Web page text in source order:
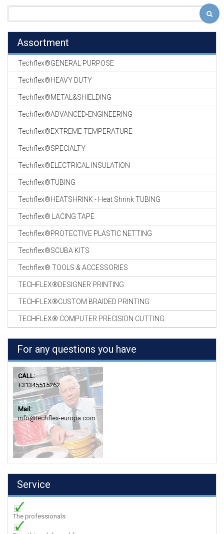
Assortment
Techflex®GENERAL PURPOSE
Techflex®HEAVY DUTY
Techflex®METAL&SHIELDING
Techflex®ADVANCED-ENGINEERING
Techflex®EXTREME TEMPERATURE
Techflex®SPECIALTY
Techflex®ELECTRICAL INSULATION
Techflex®TUBING
Techflex®HEATSHRINK - Heat Shrink TUBING
Techflex® LACING TAPE
Techflex®PROTECTIVE PLASTIC NETTING
Techflex®SCUBA KITS
Techflex® TOOLS & ACCESSORIES
TECHFLEX®DESIGNER PRINTING
TECHFLEX®CUSTOM BRAIDED PRINTING
TECHFLEX® COMPUTER PRECISION CUTTING
For any questions you have
CALL:
+31345515262
Mail:
info@techflex-europa.com
Service
The professionals